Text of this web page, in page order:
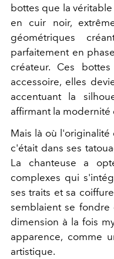
bottes que la
en cuir noir,
géométriques
parfaitement en
créateur. Ces
accessoire, elles
accentuant la
affirmant la modernité
Mais là où l'originalité
c'était dans ses
La chanteuse a
complexes qui
ses traits et sa
semblaient se fondre
dimension à la fois
apparence, comme
artistique.